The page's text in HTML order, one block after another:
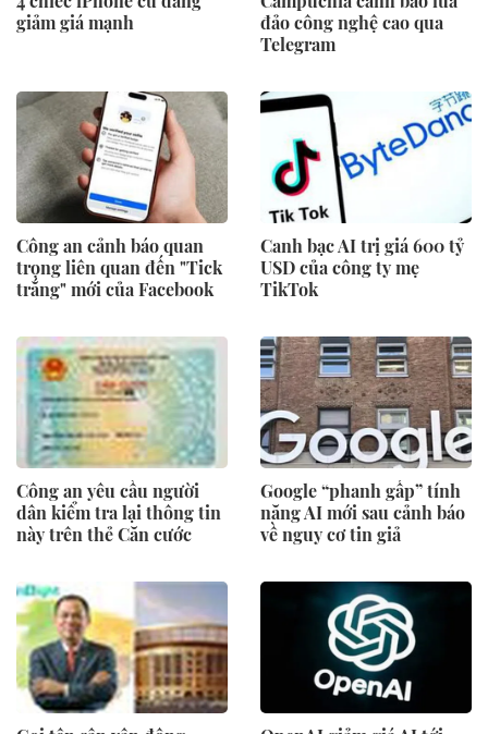
giảm giá mạnh
đảo công nghệ cao qua
Telegram
Công an cảnh báo quan
trọng liên quan đến "Tick
trắng" mới của Facebook
Canh bạc AI trị giá 600 tỷ
USD của công ty mẹ
TikTok
Công an yêu cầu người
dân kiểm tra lại thông tin
này trên thẻ Căn cước
Google “phanh gấp” tính
năng AI mới sau cảnh báo
về nguy cơ tin giả